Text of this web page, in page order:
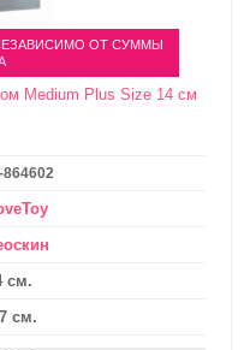
ОТ СУММЫ
Medium Plus Size 14 см
864602
см.
см.